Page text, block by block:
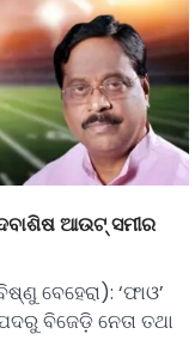
ଆଉଟ୍ ସମୀର
ବେହେରା): ‘ଫାଓ’
ବିଜେଡ଼ି ନେତା ତଥା